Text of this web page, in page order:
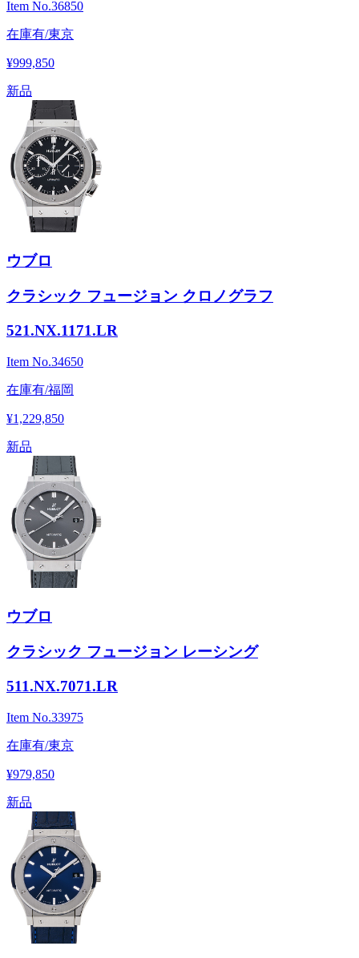
Item No.36850
在庫有/東京
¥999,850
新品
ウブロ
クラシック フュージョン クロノグラフ
521.NX.1171.LR
Item No.34650
在庫有/福岡
¥1,229,850
新品
ウブロ
クラシック フュージョン レーシング
511.NX.7071.LR
Item No.33975
在庫有/東京
¥979,850
新品